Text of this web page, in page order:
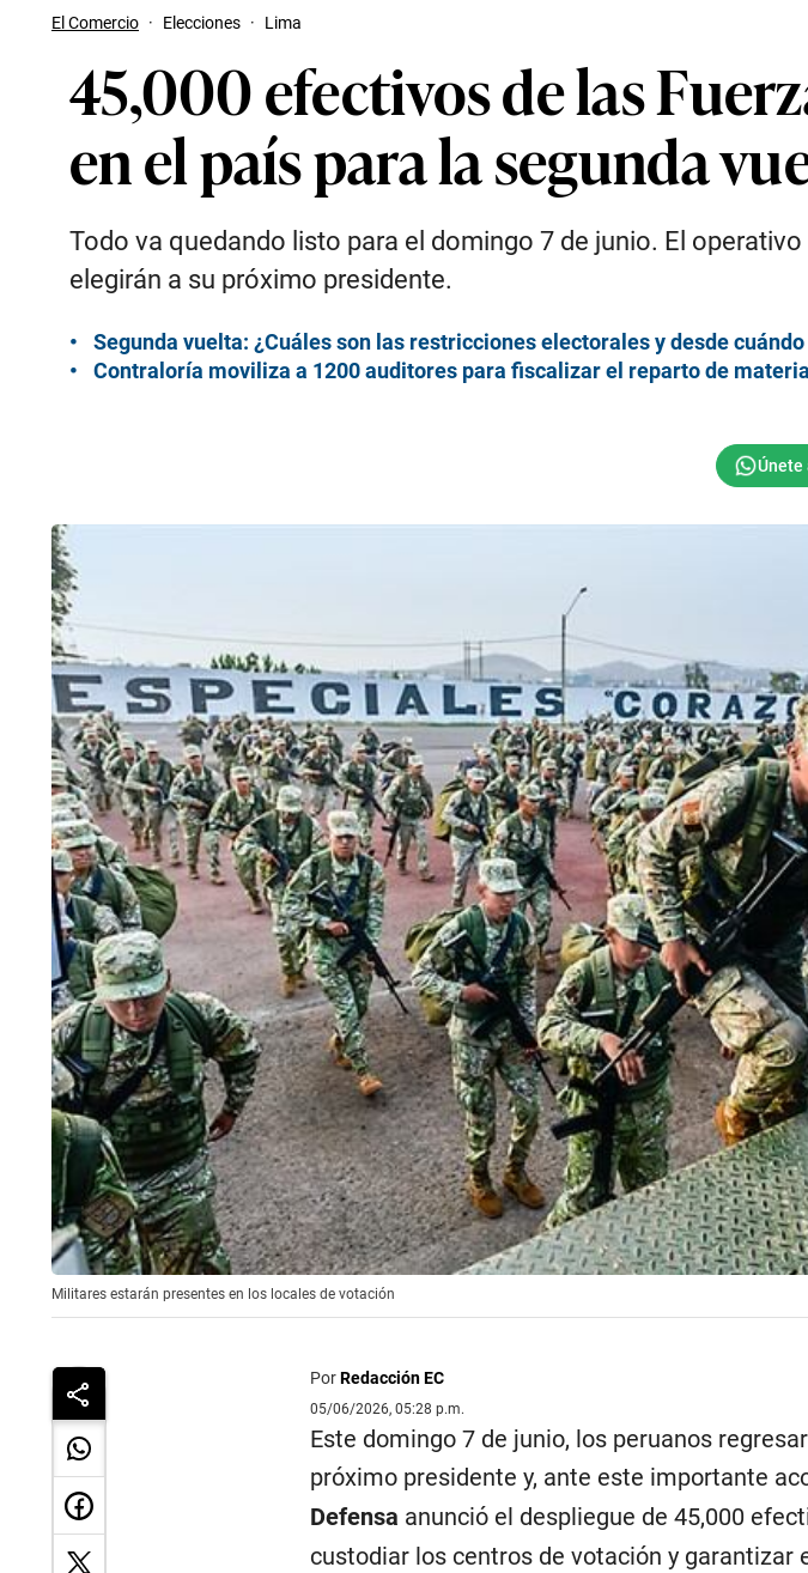
El Comercio · Elecciones · Lima
45,000 efectivos de las
en el país para la segunda
Todo va quedando listo para el domingo 7 de junio. El
elegirán a su próximo presidente.
Segunda vuelta: ¿Cuáles son las restricciones electorales y desde
Contraloría moviliza a 1200 auditores para fiscalizar el reparto de
Militares estarán presentes en los locales de votación
PorRedacción EC
05/06/2026, 05:28 p.m.
Este domingo 7 de junio, los peruanos
próximo presidente y, ante este importante
Defensa anunció el despliegue de 45,000
custodiar los centros de votación y garantizar